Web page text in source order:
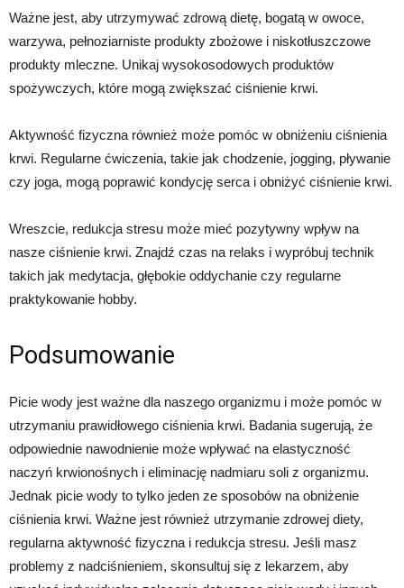
Ważne jest, aby utrzymywać zdrową dietę, bogatą w owoce,
warzywa, pełnoziarniste produkty zbożowe i niskotłuszczowe
produkty mleczne. Unikaj wysokosodowych produktów
spożywczych, które mogą zwiększać ciśnienie krwi.
Aktywność fizyczna również może pomóc w obniżeniu ciśnienia
krwi. Regularne ćwiczenia, takie jak chodzenie, jogging, pływanie
czy joga, mogą poprawić kondycję serca i obniżyć ciśnienie krwi.
Wreszcie, redukcja stresu może mieć pozytywny wpływ na
nasze ciśnienie krwi. Znajdź czas na relaks i wypróbuj technik
takich jak medytacja, głębokie oddychanie czy regularne
praktykowanie hobby.
Podsumowanie
Picie wody jest ważne dla naszego organizmu i może pomóc w
utrzymaniu prawidłowego ciśnienia krwi. Badania sugerują, że
odpowiednie nawodnienie może wpływać na elastyczność
naczyń krwionośnych i eliminację nadmiaru soli z organizmu.
Jednak picie wody to tylko jeden ze sposobów na obniżenie
ciśnienia krwi. Ważne jest również utrzymanie zdrowej diety,
regularna aktywność fizyczna i redukcja stresu. Jeśli masz
problemy z nadciśnieniem, skonsultuj się z lekarzem, aby